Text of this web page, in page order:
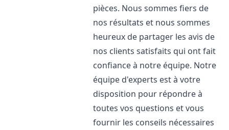
pièces. Nous sommes fiers de
nos résultats et nous sommes
heureux de partager les avis de
nos clients satisfaits qui ont fait
confiance à notre équipe. Notre
équipe d'experts est à votre
disposition pour répondre à
toutes vos questions et vous
fournir les conseils nécessaires